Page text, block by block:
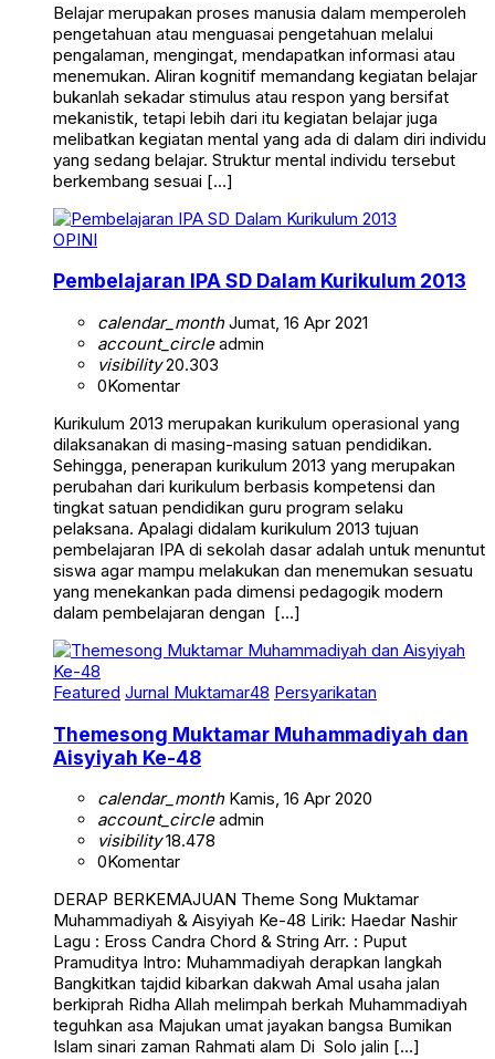
Belajar merupakan proses manusia dalam memperoleh
pengetahuan atau menguasai pengetahuan melalui
pengalaman, mengingat, mendapatkan informasi atau
menemukan. Aliran kognitif memandang kegiatan belajar
bukanlah sekadar stimulus atau respon yang bersifat
mekanistik, tetapi lebih dari itu kegiatan belajar juga
melibatkan kegiatan mental yang ada di dalam diri individu
yang sedang belajar. Struktur mental individu tersebut
berkembang sesuai […]
OPINI
Pembelajaran IPA SD Dalam Kurikulum 2013
calendar_monthJumat, 16 Apr 2021
account_circleadmin
visibility20.303
0Komentar
Kurikulum 2013 merupakan kurikulum operasional yang
dilaksanakan di masing-masing satuan pendidikan.
Sehingga, penerapan kurikulum 2013 yang merupakan
perubahan dari kurikulum berbasis kompetensi dan
tingkat satuan pendidikan guru program selaku
pelaksana. Apalagi didalam kurikulum 2013 tujuan
pembelajaran IPA di sekolah dasar adalah untuk menuntut
siswa agar mampu melakukan dan menemukan sesuatu
yang menekankan pada dimensi pedagogik modern
dalam pembelajaran dengan […]
Featured Jurnal Muktamar48 Persyarikatan
Themesong Muktamar Muhammadiyah dan
Aisyiyah Ke-48
calendar_monthKamis, 16 Apr 2020
account_circleadmin
visibility18.478
0Komentar
DERAP BERKEMAJUAN Theme Song Muktamar
Muhammadiyah & Aisyiyah Ke-48 Lirik: Haedar Nashir
Lagu : Eross Candra Chord & String Arr. : Puput
Pramuditya Intro: Muhammadiyah derapkan langkah
Bangkitkan tajdid kibarkan dakwah Amal usaha jalan
berkiprah Ridha Allah melimpah berkah Muhammadiyah
teguhkan asa Majukan umat jayakan bangsa Bumikan
Islam sinari zaman Rahmati alam Di Solo jalin […]